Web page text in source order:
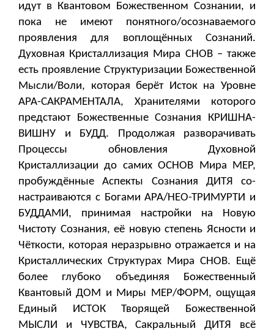
идут в Квантовом Божественном Сознании, и
пока не имеют понятного/осознаваемого
проявления для воплощённых Сознаний.
Духовная Кристаллизация Мира СНОВ – также
есть проявление Структуризации Божественной
Мысли/Воли, которая берёт Исток на Уровне
АРА-САКРАМЕНТАЛА, Хранителями которого
предстают Божественные Сознания КРИШНА-
ВИШНУ и БУДД. Продолжая разворачивать
Процессы обновления Духовной
Кристаллизации до самих ОСНОВ Мира МЕР,
пробуждённые Аспекты Сознания ДИТЯ со-
настраиваются с Богами АРА/НЕО-ТРИМУРТИ и
БУДДАМИ, принимая настройки на Новую
Чистоту Сознания, её новую степень Ясности и
Чёткости, которая неразрывно отражается и на
Кристаллических Структурах Мира СНОВ. Ещё
более глубоко объединяя Божественный
Квантовый ДОМ и Миры МЕР/ФОРМ, ощущая
Единый ИСТОК Творящей Божественной
МЫСЛИ и ЧУВСТВА, Сакральный ДИТЯ всё